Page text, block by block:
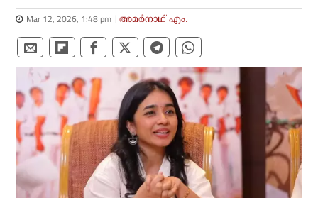
Mar 12, 2026, 1:48 pm അമര്‍നാഥ് എം.